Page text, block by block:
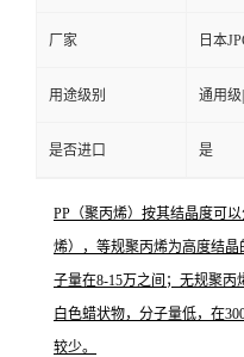
厂家 日本
用途级别 通用级
是否进口 是
PP（聚丙烯）按其结晶度可
烯），等规聚丙烯为高度结
子量在8-15万之间；无规聚
白色蜡状物，分子量低，在
较少。